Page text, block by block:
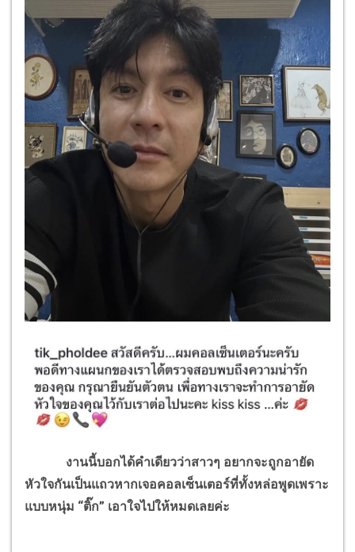
งานนี้บอกได้คำเดียวว่าสาวๆ อยากจะถูกอายัด
หัวใจกันเป็นแถวหากเจอคอลเซ็นเตอร์ที่ทั้งหล่อพูดเพราะ
แบบหนุ่ม “ติ๊ก” เอาใจไปให้หมดเลยค่ะ